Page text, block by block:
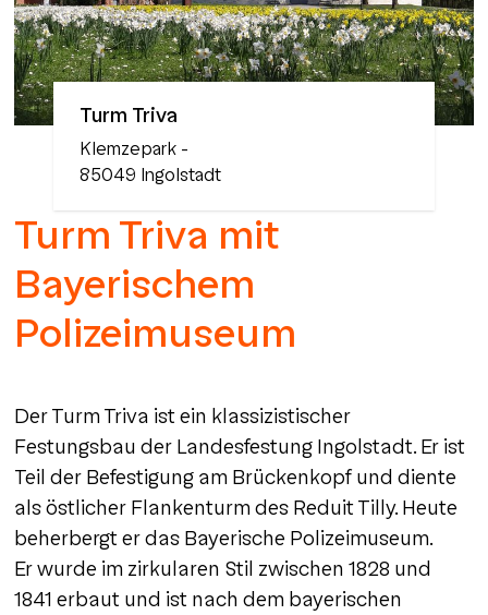
Turm Triva
Klemzepark -
85049 Ingolstadt
Turm Triva mit
Bayerischem
Polizeimuseum
Der Turm Triva ist ein klassizistischer
Festungsbau der Landesfestung Ingolstadt. Er ist
Teil der Befestigung am Brückenkopf und diente
als östlicher Flankenturm des Reduit Tilly. Heute
beherbergt er das Bayerische Polizeimuseum.
Er wurde im zirkularen Stil zwischen 1828 und
1841 erbaut und ist nach dem bayerischen